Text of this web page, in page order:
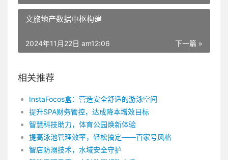
文旅地产数据中枢构建
下一篇 »
2024年11月22日 am12:06
相关推荐
InstaFocos盒：营造安全舒适的游泳空间
提升SPA财务管控，达成降本增效目标
智慧科技助力，体育公园焕新体验
提高泳池管理效率，轻松搞定——百家号风格
智店防溺技术，水域安全守护